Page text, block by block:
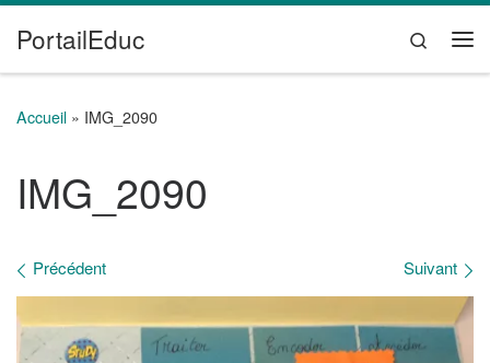
Passer au contenu
PortailEduc
Search
Accueil » IMG_2090
IMG_2090
Navigation des images
Précédent Suivant